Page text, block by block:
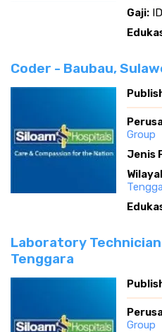
Gaji:
Coder - Baubau,
Group
Jenis
Laboratory
Tenggara
Group